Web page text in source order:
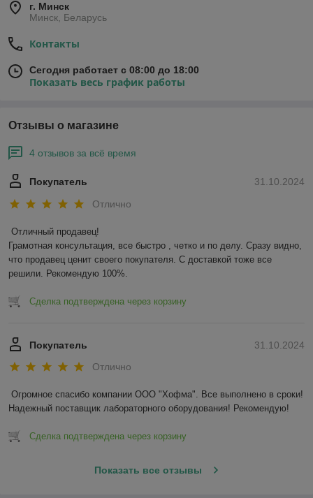
г. Минск
Минск, Беларусь
Контакты
Сегодня работает с 08:00 до 18:00
Показать весь график работы
Отзывы о магазине
4 отзывов за всё время
31.10.2024
Покупатель
Отлично
Отличный продавец!
Грамотная консультация, все быстро , четко и по делу. Сразу видно,
что продавец ценит своего покупателя. С доставкой тоже все
решили. Рекомендую 100%.
Сделка подтверждена через корзину
31.10.2024
Покупатель
Отлично
Огромное спасибо компании ООО "Хофма". Все выполнено в сроки!
Надежный поставщик лабораторного оборудования! Рекомендую!
Сделка подтверждена через корзину
Показать все отзывы